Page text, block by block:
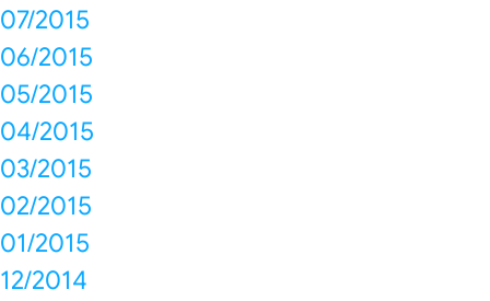
07/2015
06/2015
05/2015
04/2015
03/2015
02/2015
01/2015
12/2014